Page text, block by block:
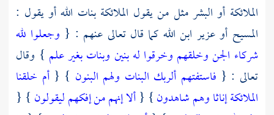
الملائكة أو البشر مثل من يقول الملائكة بنات الله أو يقول :
المسيح أوعزير ابن الله كما قال تعالى عنهم : { وجعلوا لله
شركاء الجن وخلقهم وخرقوا له بنين وبنات بغير علم } وقال
تعالى : { فاستفتهم ألربك البنات ولهم البنون } {أم خلقنا
الملائكة إناثا وهم شاهدون} {ألا إنهم من إفكهم ليقولون } {